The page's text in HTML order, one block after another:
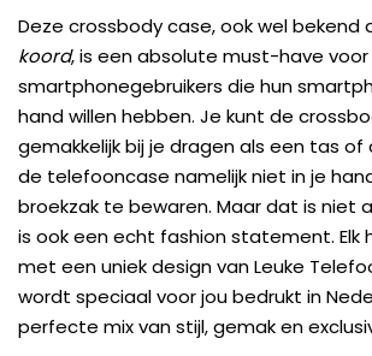
Deze crossbody case, ook wel bekend
koord, is een absolute must-have voor
smartphonegebruikers die hun
hand willen hebben. Je kunt de
gemakkelijk bij je dragen als een tas
de telefooncase namelijk niet in je
broekzak te bewaren. Maar dat is niet
is ook een echt fashion statement. Elk
met een uniek design van Leuke
wordt speciaal voor jou bedrukt in
perfecte mix van stijl, gemak en